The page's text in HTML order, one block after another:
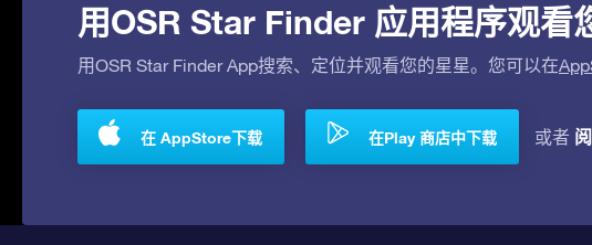
用OSR Star Finder 应用程序观看
用OSR Star Finder App搜索、定位并观看您的星星。您可以在
在 AppStore下载 在Play 商店中下载 或者